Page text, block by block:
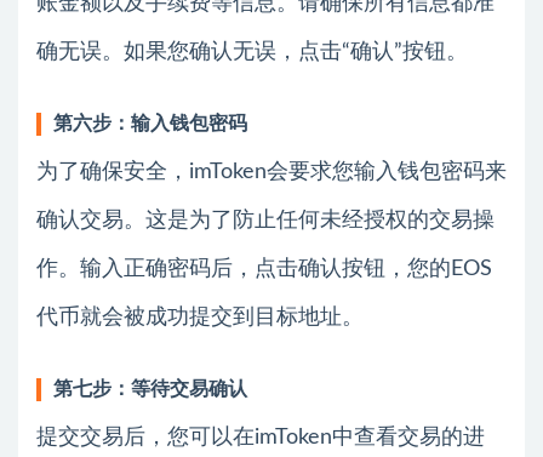
确无误。如果您确认无误，点击“确认”按钮。
第六步：输入钱包密码
为了确保安全，imToken会要求您输入钱包密码来
确认交易。这是为了防止任何未经授权的交易操
作。输入正确密码后，点击确认按钮，您的EOS
代币就会被成功提交到目标地址。
第七步：等待交易确认
提交交易后，您可以在imToken中查看交易的进